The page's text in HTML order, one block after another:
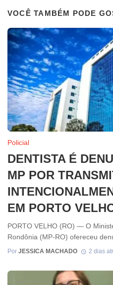
VOCÊ TAMBÉM PODE
Policial
DENTISTA É
MP POR
EM PORTO
PORTO VELHO (RO) — O
Rondônia (MP-RO) ofereceu
Por JESSICA MACHADO 2 dias